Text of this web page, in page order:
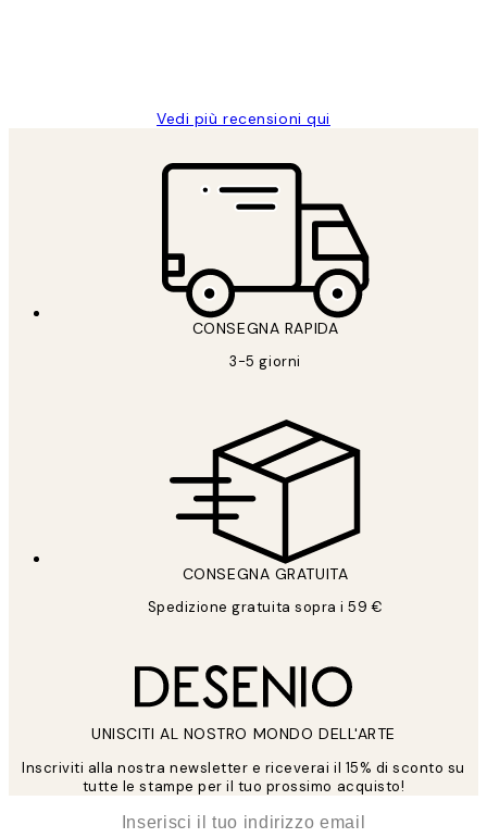
Vedi più recensioni qui
CONSEGNA RAPIDA
3-5 giorni
CONSEGNA GRATUITA
Spedizione gratuita sopra i 59 €
UNISCITI AL NOSTRO MONDO DELL'ARTE
Inscriviti alla nostra newsletter e riceverai il 15% di sconto su
tutte le stampe per il tuo prossimo acquisto!